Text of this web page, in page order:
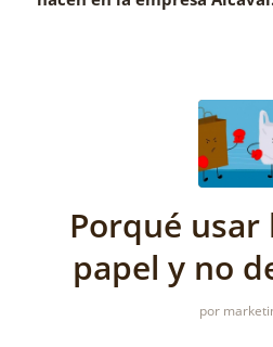
Porqué usar
papel y no
por